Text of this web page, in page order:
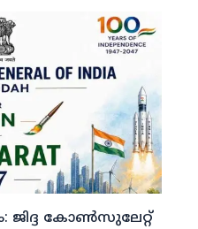
ജിദ്ദ കോണ്‍സുലേറ്റ്